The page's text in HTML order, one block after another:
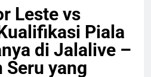
Leste vs
Piala
di Jalalive –
Seru yang